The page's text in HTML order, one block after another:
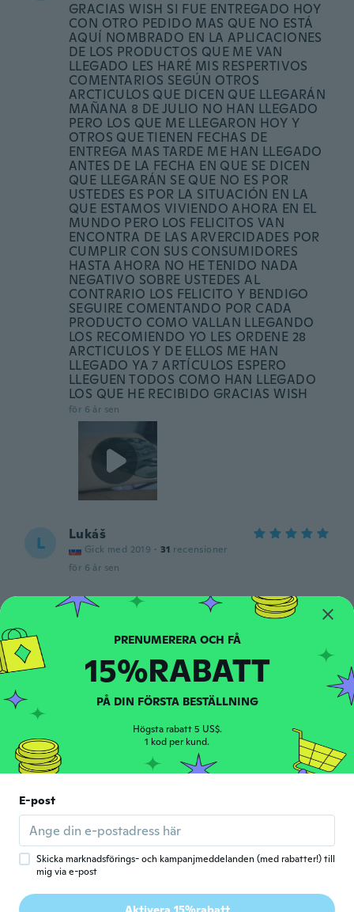
GRACIAS WISH SI FUE ENTREGADO HOY
CON OTRO PEDIDO MAS QUE NO ESTÁ
AQUÍ NOMBRADO EN LA APLICACIONES
DE LOS PRODUCTOS QUE ME VAN
LLEGADO LES HARÉ MIS RESPERTIVOS
COMENTARIOS SEGÚN OTROS
ARCTICULOS QUE DICEN QUE LLEGARÁN
MAÑANA 8 DE JULIO NO HAN LLEGADO
PERO LOS QUE ME LLEGARON HOY Y
OTROS QUE TIENEN FECHAS DE
ENTREGA MAS TARDE ME HAN LLEGADO
ANTES DE LA FECHA EN QUE SE DICEN
QUE LLEGARÁN SE QUE NO ES POR
USTEDES ES POR LA SITUACIÓN EN LA
QUE ESTAMOS VIVIENDO AHORA EN EL
MUNDO PERO LOS FELICITOS VAN
ENCONTRA DE LAS ARVERCIDADES POR
CUMPLIR CON SUS CONSUMIDORES
HASTA AHORA NO HE TENIDO NADA
NEGATIVO SOBRE USTEDES AL
CONTRARIO LOS FELICITO Y BENDIGO
SEGUIRE COMENTANDO POR CADA
PRODUCTO COMO VALLAN LLEGANDO
LOS RECOMIENDO YO LES ORDENE 28
ARCTICULOS Y DE ELLOS ME HAN
LLEGADO YA 7 ARTÍCULOS ESPERO
LLEGUEN TODOS COMO HAN LLEGADO
LOS QUE HE RECIBIDO GRACIAS WISH
för 6 år sen
L Lukáš
Gick med 2019 · 31 recensioner
för 6 år sen
Norbert
Zu lange Lieferzeit
för 6 år sen
R Roger
Gick med 2017 · 48 recensioner
M
E Evandro
Gostei muito recomendo, demorou um
PRENUMERERA OCH FÅ
15%RABATT
PÅ DIN FÖRSTA BESTÄLLNING
Högsta rabatt 5 US$.
1 kod per kund.
E-post
Skicka marknadsförings- och kampanjmeddelanden (med rabatter!) till
mig via e-post